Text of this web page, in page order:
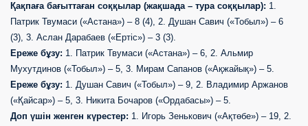
Қақпаға бағыттаған соққылар (жақшада – тура соққылар): 1.
Патрик Твумаси («Астана») – 8 (4), 2. Душан Савич («Тобыл») – 6
(3), 3. Аслан Дарабаев («Ертіс») – 3 (3).
Ереже бұзу: 1. Патрик Твумаси («Астана») – 6, 2. Альмир
Мухутдинов («Тобыл») – 5, 3. Мирам Сапанов («Ақжайық») – 5.
Ереже бұзу: 1. Душан Савич («Тобыл») – 9, 2. Владимир Аржанов
(«Қайсар») – 5, 3. Никита Бочаров («Ордабасы») – 5.
Доп үшін женген күрестер: 1. Игорь Зенькович («Ақтөбе») – 19, 2.